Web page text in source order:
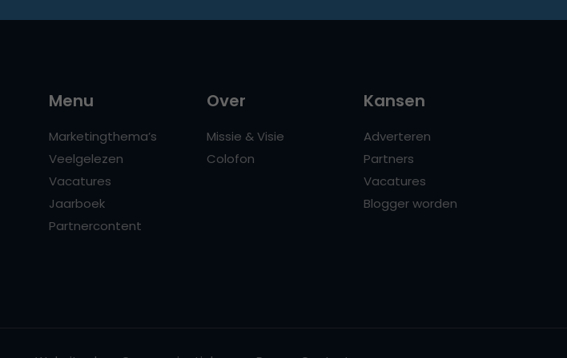
Menu
Marketingthema’s
Veelgelezen
Vacatures
Jaarboek
Partnercontent
Over
Missie & Visie
Colofon
Kansen
Adverteren
Partners
Vacatures
Blogger worden